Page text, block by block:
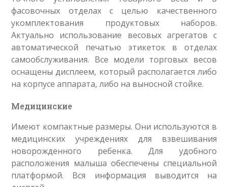
фасовочных отделах с целью качественного
укомплектования продуктовых наборов.
Актуально использование весовых агрегатов с
автоматической печатью этикеток в отделах
самообслуживания. Все модели торговых весов
оснащены дисплеем, который располагается либо
на корпусе аппарата, либо на выносной стойке.
Медицинские
Имеют компактные размеры. Они используются в
медицинских учреждениях для взвешивания
новорожденного ребенка. Для удобного
расположения малыша обеспечены специальной
платформой. Вся информация выводится на